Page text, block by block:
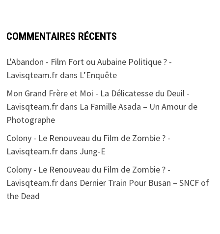
COMMENTAIRES RÉCENTS
L'Abandon - Film Fort ou Aubaine Politique ? -
Lavisqteam.frdans L’Enquête
Mon Grand Frère et Moi - La Délicatesse du Deuil -
Lavisqteam.frdans La Famille Asada – Un Amour de
Photographe
Colony - Le Renouveau du Film de Zombie ? -
Lavisqteam.frdans Jung-E
Colony - Le Renouveau du Film de Zombie ? -
Lavisqteam.frdans Dernier Train Pour Busan – SNCF of
the Dead